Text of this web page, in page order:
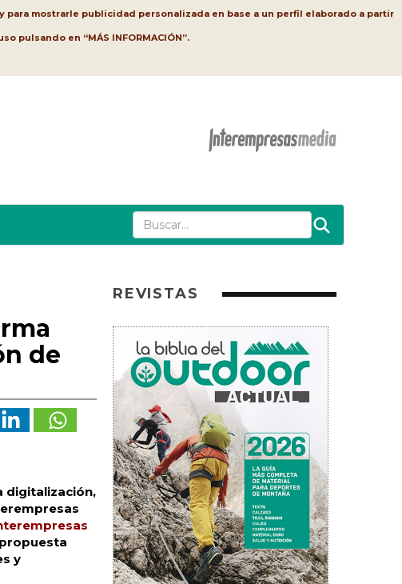
mostrarle publicidad personalizada en base a un perfil elaborado a partir
pulsando en “MÁS INFORMACIÓN”.
de
digitalización,
y
REVISTAS